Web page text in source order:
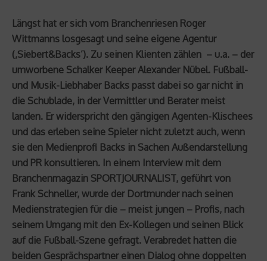
Längst hat er sich vom Branchenriesen Roger
Wittmanns losgesagt und seine eigene Agentur
(‚Siebert&Backs’). Zu seinen Klienten zählen – u.a. – der
umworbene Schalker Keeper Alexander Nübel. Fußball-
und Musik-Liebhaber Backs passt dabei so gar nicht in
die Schublade, in der Vermittler und Berater meist
landen. Er widerspricht den gängigen Agenten-Klischees
und das erleben seine Spieler nicht zuletzt auch, wenn
sie den Medienprofi Backs in Sachen Außendarstellung
und PR konsultieren. In einem Interview mit dem
Branchenmagazin SPORTJOURNALIST, geführt von
Frank Schneller, wurde der Dortmunder nach seinen
Medienstrategien für die – meist jungen – Profis, nach
seinem Umgang mit den Ex-Kollegen und seinen Blick
auf die Fußball-Szene gefragt. Verabredet hatten die
beiden Gesprächspartner einen Dialog ohne doppelten